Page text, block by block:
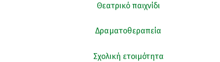
Θεατρικό παιχνίδι
Δραματοθεραπεία
Σχολική ετοιμότητα